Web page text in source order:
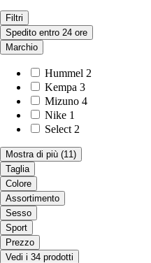
Filtri
Spedito entro 24 ore
Marchio
Hummel 2
Kempa 3
Mizuno 4
Nike 1
Select 2
Mostra di più (11)
Taglia
Colore
Assortimento
Sesso
Sport
Prezzo
Vedi i 34 prodotti